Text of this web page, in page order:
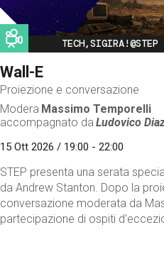
Image
TECH,SIGIRA!@STEP
Wall-E
Proiezione e conversazione
Modera Massimo Temporelli
accompagnato da Ludovico
15 Ott 2026 / 19:00 - 22:00
STEP presenta una serata
da Andrew Stanton. Dopo la
conversazione moderata da
partecipazione di ospiti